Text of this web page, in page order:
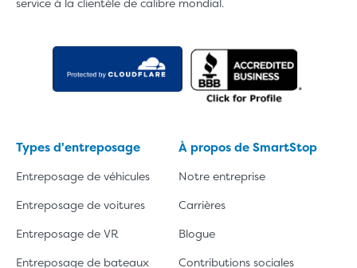
service à la clientèle de calibre mondial.
Types d'entreposage
Entreposage de véhicules
Entreposage de voitures
Entreposage de VR
Entreposage de bateaux
À propos de SmartStop
Notre entreprise
Carrières
Blogue
Contributions sociales